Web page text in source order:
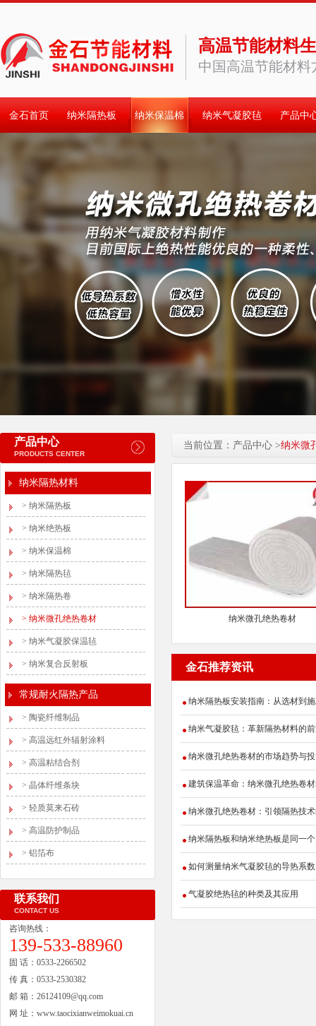
高温节能材料
中国高温节能材料
金石首页 纳米隔热板 纳米保温棉 纳米气凝胶毡 产品中
产品中心
PRODUCTS CENTER
纳米隔热材料
> 纳米隔热板
> 纳米绝热板
> 纳米保温棉
> 纳米隔热毡
> 纳米隔热卷
> 纳米微孔绝热卷材
> 纳米气凝胶保温毡
> 纳米复合反射板
常规耐火隔热产品
> 陶瓷纤维制品
> 高温远红外辐射涂料
> 高温粘结合剂
> 晶体纤维条块
> 轻质莫来石砖
> 高温防护制品
> 铝箔布
联系我们
CONTACT US
咨询热线：
139-533-88960
固 话： 0533-2266502
传 真： 0533-2530382
邮 箱： 26124109@qq.com
网 址： www.taocixianweimokuai.cn
当前位置：产品中心 >纳米微
纳米微孔绝热卷材
金石推荐资讯
纳米隔热板安装指南：从选材到
纳米气凝胶毡：革新隔热材料的
纳米微孔绝热卷材的市场趋势与
建筑保温革命：纳米微孔绝热卷
纳米微孔绝热卷材：引领隔热技
纳米隔热板和纳米绝热板是同一
如何测量纳米气凝胶毡的导热系数
气凝胶绝热毡的种类及其应用